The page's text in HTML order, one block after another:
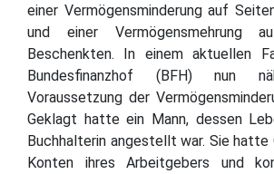
einer Vermögensminderung auf
und einer Vermögensmehrung
Beschenkten. In einem aktuellen
Bundesfinanzhof (BFH) nun
Voraussetzung der
Geklagt hatte ein Mann, dessen
Buchhalterin angestellt war. Sie hatte
Konten ihres Arbeitgebers und